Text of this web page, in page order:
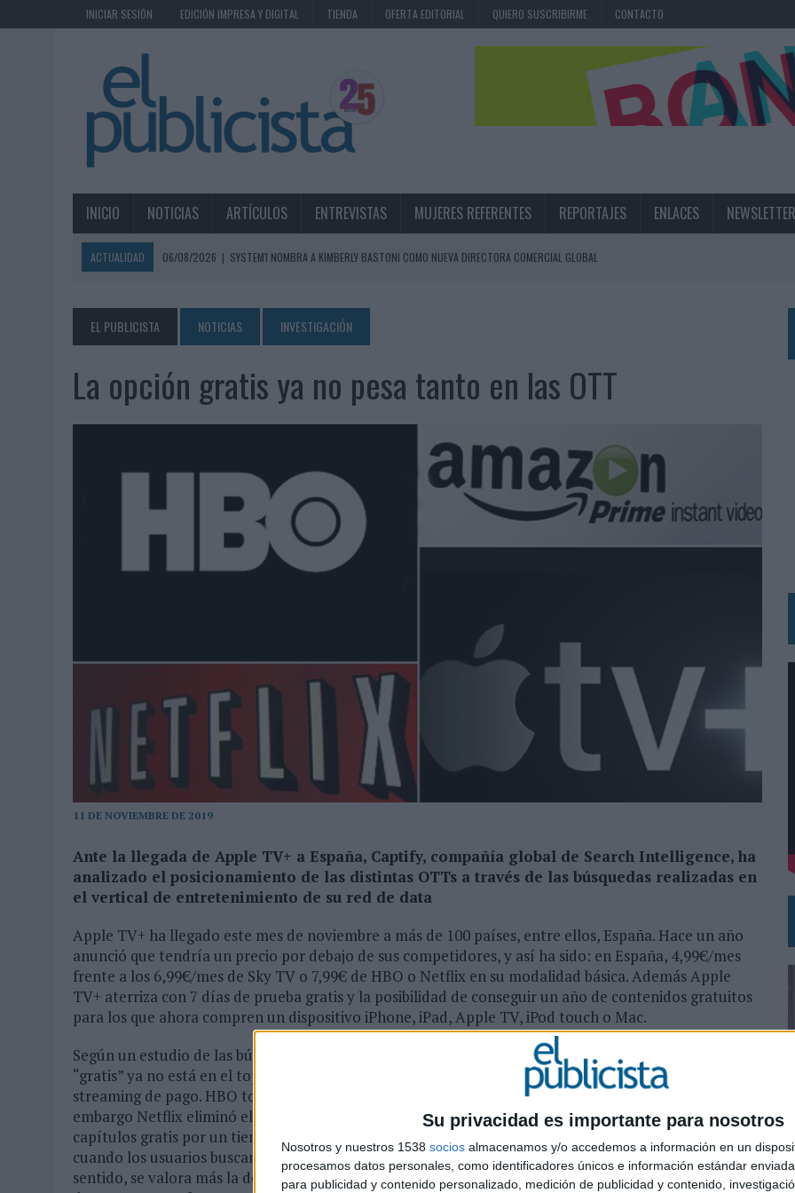
Su privacidad es importante para nosotros
Nosotros y nuestros 1538 socios almacenamos y/o accedemos a información en un
procesamos datos personales, como identificadores únicos e información estándar
para publicidad y contenido personalizado, medición de publicidad y contenido,
INICIAR SESIÓN EDICIÓN IMPRESA Y DIGITAL TIENDA OFERTA EDITORIAL QUIERO SUSCRIBIRME CONTACTO
INICIO NOTICIAS ARTÍCULOS ENTREVISTAS MUJERES REFERENTES REPORTAJES ENLACES NEWSLETTER
ACTUALIDAD 06/08/2026 | SYSTEM1 NOMBRA A KIMBERLY BASTONI COMO NUEVA DIRECTORA COMERCIAL GLOBAL
LA IA ESTÁ SUBIENDO EL LISTÓN DE LA CREATIVIDAD
05/08/2026 | BEON WORLDWIDE LANZA RAÍZ URBANA PARA TRANSFORMAR EL PATRIMONIO HISTÓRICO EN ACTIVOS CULTURALES Y ECONÓMICOS
FABRA COMUNICACIÓN INCORPORA A CASONÁ Y ASUME LA GESTIÓN DE SUS RELACIONES CON LOS MEDIOS
05/08/2026
LOPESAN HOTELS & RESORTS ACERCA EL PARAÍSO CANARIO EN SU ÚLTIMA CAMPAÑA INTERNACIONAL
‘EL PARAÍSO MÁS CERCA’, DE 22GRADOS PARA LOPESAN HOTELS & RESORTS
‘LA ÚNICA CERVEZA DEL MUNDO QUE SE DISFRUTA DOS VECES’, DE INUSUALY PARA CERVEZA CAPAZ
‘EL FÚTBOL SIN LAS PERSONAS’, DE DENTSU CREATIVE PARA ORANGE
AUDIBLE REIVINDICA EL PODER TRANSFORMADOR DEL AUDIO EN SU NUEVA CAMPAÑA GLOBAL DE MARCA
03/08/2026 | ‘VUELVE EL FÚTBOL. VUELVE A SOÑAR’, DE VML PARA MOVISTAR
MOVISTAR APELA A LA ILUSIÓN DE LAS AFICIONES PARA EL REGRESO DEL FÚTBOL
EL REAL BETIS INVITA A LOS AFICIONADOS A DISEÑAR SU PRÓXIMA CAMISETA FOREVER GREEN
|
KFC CONVIERTE LOS UBER EN UN HOMENAJE AL UNIVERSO DE 'LOS SIMPSON'
03/08/2026
BACK MARKET PONE A LA MADRE DE SU FUNDADOR COMO AVAL DE SU CALIDAD
03/08/2026 | PRESENTADO EL JURADO DE LOS PREMIOS DE MARKETING Y COMUNICACIÓN EN EL SECTOR ASEGURADOR 2026
EL PUBLICISTA NOTICIAS INVESTIGACIÓN
La opción gratis ya no pesa tanto en las OTT
11 DE NOVIEMBRE DE 2019
Ante la llegada de Apple TV+ a España, Captify, compañía global de Search Intelligence, ha
analizado el posicionamiento de las distintas OTTs a través de las búsquedas realizadas en
el vertical de entretenimiento de su red de data
Apple TV+ ha llegado este mes de noviembre a más de 100 países, entre ellos, España. Hace un año
anunció que tendría un precio por debajo de sus competidores, y así ha sido: en España, 4,99€/mes
frente a los 6,99€/mes de Sky TV o 7,99€ de HBO o Netflix en su modalidad básica. Además Apple
TV+ aterriza con 7 días de prueba gratis y la posibilidad de conseguir un año de contenidos gratuitos
para los que ahora compren un dispositivo iPhone, iPad, Apple TV, iPod touch o Mac.
Según un estudio de las búsquedas sobre OTTs realizadas en la red de data de Captify, la opción
“gratis” ya no está en el top of mind de los usuarios a la hora de elegir su servicio de vídeo en
streaming de pago. HBO todavía ofrece un mes de prueba gratis y Amazon Prime, 30 días gratis. Sin
embargo Netflix eliminó el mes de prueba gratis en marzo y desde finales de septiembre deja ver solo
capítulos gratis por un tiempo limitado (para hacer frente a la llegada de Apple TV). Actualmente
cuando los usuarios buscan “gratis” lo hacen referido a la descarga gratuita de contenidos. En este
sentido, se valora más la descarga de series que de películas. Netflix, Amazon Prime y Apple TV